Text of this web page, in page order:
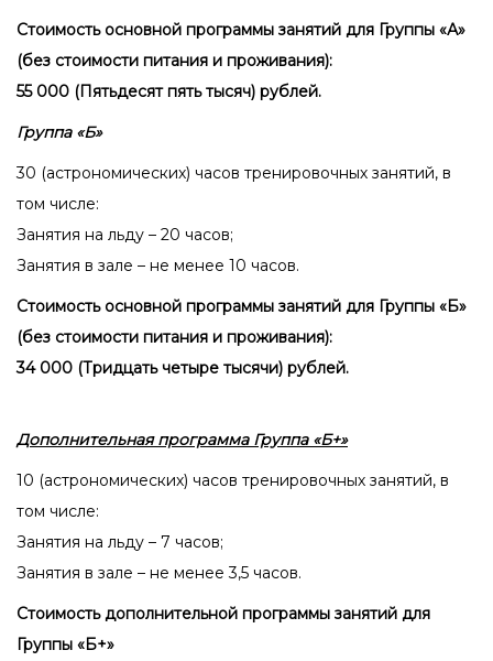
Стоимость основной программы занятий для Группы «А»
(без стоимости питания и проживания):
55 000 (Пятьдесят пять тысяч) рублей.
Группа «Б»
30 (астрономических) часов тренировочных занятий, в
том числе:
Занятия на льду – 20 часов;
Занятия в зале – не менее 10 часов.
Стоимость основной программы занятий для Группы «Б»
(без стоимости питания и проживания):
34 000 (Тридцать четыре тысячи) рублей.
Дополнительная программа Группа «Б+»
10 (астрономических) часов тренировочных занятий, в
том числе:
Занятия на льду – 7 часов;
Занятия в зале – не менее 3,5 часов.
Стоимость дополнительной программы занятий для
Группы «Б+»